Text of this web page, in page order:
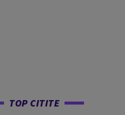
TOP CITITE